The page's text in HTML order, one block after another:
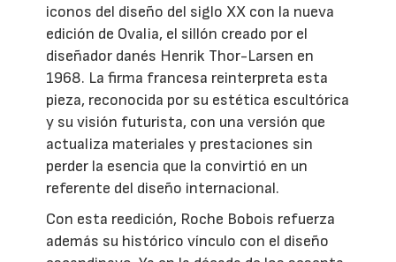
iconos del diseño del siglo XX con la nueva
edición de Ovalia, el sillón creado por el
diseñador danés Henrik Thor-Larsen en
1968. La firma francesa reinterpreta esta
pieza, reconocida por su estética escultórica
y su visión futurista, con una versión que
actualiza materiales y prestaciones sin
perder la esencia que la convirtió en un
referente del diseño internacional.
Con esta reedición, Roche Bobois refuerza
además su histórico vínculo con el diseño